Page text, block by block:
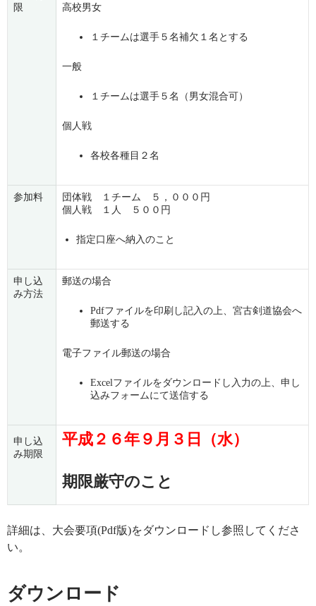
限
高校男女
１チームは選手５名補欠１名とする
一般
１チームは選手５名（男女混合可）
個人戦
各校各種目２名
参加料
団体戦 １チーム ５，０００円
個人戦 １人 ５００円
指定口座へ納入のこと
申し込
み方法
郵送の場合
Pdfファイルを印刷し記入の上、宮古剣道協会へ
郵送する
電子ファイル郵送の場合
Excelファイルをダウンロードし入力の上、申し
込みフォームにて送信する
申し込
み期限
平成２６年９月３日（水）
期限厳守のこと
詳細は、大会要項(Pdf版)をダウンロードし参照してくださ
い。
ダウンロード